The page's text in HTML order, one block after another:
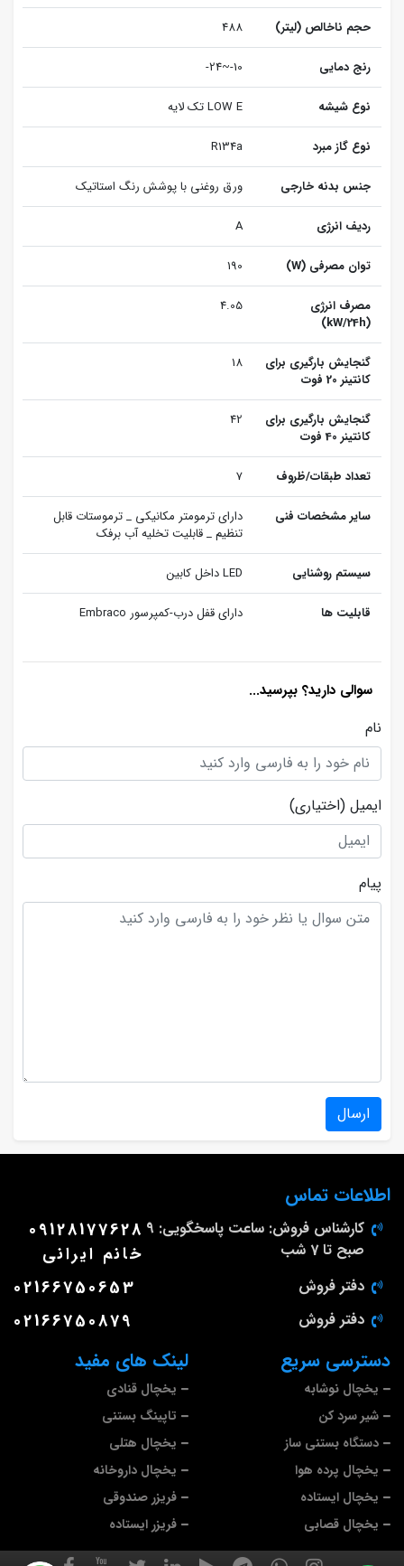
حجم ناخالص (لیتر) 488
رنج دمایی 10-~24-
نوع شیشه LOW E تک لایه
نوع گاز مبرد R134a
جنس بدنه خارجی ورق روغنی با پوشش رنگ استاتیک
ردیف انرژی A
توان مصرفی (W) 190
مصرف انرژی
(kW/24h)
4.05
گنجایش بارگیری برای
کانتینر 20 فوت
18
گنجایش بارگیری برای
کانتینر 40 فوت
42
تعداد طبقات/ظروف 7
سایر مشخصات فنی
دارای ترمومتر مکانیکی _ ترموستات قابل
تنظیم _ قابلیت تخلیه آب برفک
سیستم روشنایی LED داخل کابین
قابلیت ها دارای قفل درب-کمپرسور Embraco
سوالی دارید؟ بپرسید...
نام
ایمیل (اختیاری)
پیام
ارسال
لینک های مفید
یخچال قنادی
تاپینگ بستنی
یخچال هتلی
یخچال داروخانه
فریزر صندوقی
فریزر ایستاده
دسترسی سریع
یخچال نوشابه
شیر سرد کن
دستگاه بستنی ساز
یخچال پرده هوا
یخچال ایستاده
یخچال قصابی
اطلاعات تماس
کارشناس فروش: ساعت پاسخگویی: 9
صبح تا 7 شب
09128177628
خانم ایرانی
دفتر فروش 02166750653
دفتر فروش 02166750879